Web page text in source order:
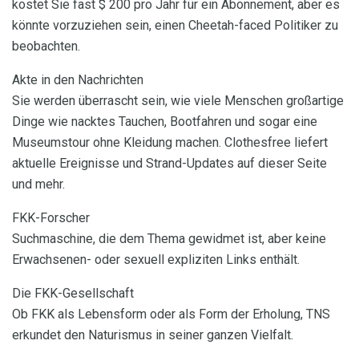
kostet Sie fast $ 200 pro Jahr für ein Abonnement, aber es
könnte vorzuziehen sein, einen Cheetah-faced Politiker zu
beobachten.
Akte in den Nachrichten
Sie werden überrascht sein, wie viele Menschen großartige
Dinge wie nacktes Tauchen, Bootfahren und sogar eine
Museumstour ohne Kleidung machen. Clothesfree liefert
aktuelle Ereignisse und Strand-Updates auf dieser Seite
und mehr.
FKK-Forscher
Suchmaschine, die dem Thema gewidmet ist, aber keine
Erwachsenen- oder sexuell expliziten Links enthält.
Die FKK-Gesellschaft
Ob FKK als Lebensform oder als Form der Erholung, TNS
erkundet den Naturismus in seiner ganzen Vielfalt.